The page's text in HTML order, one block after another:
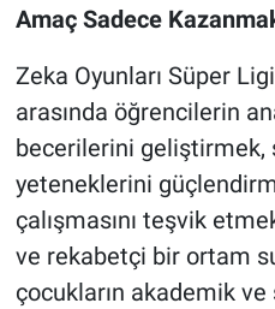
Amaç Sadece
Zeka Oyunları Süper
arasında öğrencilerin
becerilerini
yeteneklerini
çalışmasını teşvik
ve rekabetçi bir ortam
çocukların akademik